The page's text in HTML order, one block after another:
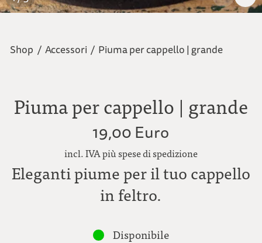
Shop / Accessori / Piuma per cappello | grande
Piuma per cappello | grande
19,00 Euro
incl. IVA più spese di spedizione
Eleganti piume per il tuo cappello
in feltro.
Disponibile